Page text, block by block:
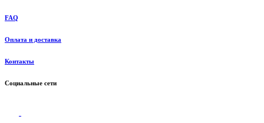
FAQ
Оплата и доставка
Контакты
Социальные сети